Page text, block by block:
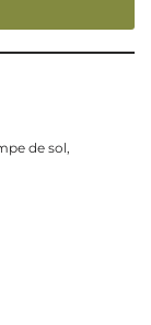
de sol,